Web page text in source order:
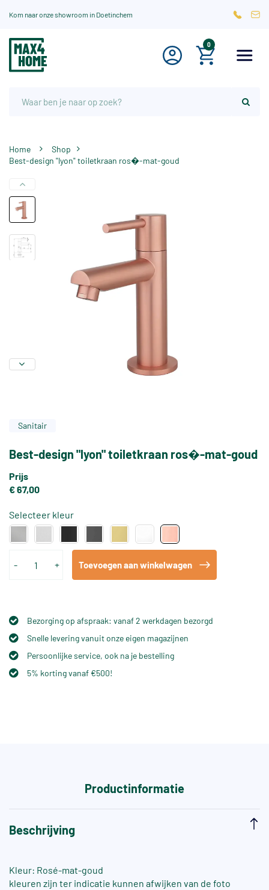
Kom naar onze showroom in Doetinchem
0
Home
Shop
Best-design "lyon" toiletkraan ros�-mat-goud
Sanitair
Best-design "lyon" toiletkraan ros�-mat-goud
Prijs
€ 67,00
Selecteer kleur
- + Toevoegen aan winkelwagen
Bezorging op afspraak: vanaf 2 werkdagen bezorgd
Snelle levering vanuit onze eigen magazijnen
Persoonlijke service, ook na je bestelling
5% korting vanaf €500!
Productinformatie
Beschrijving
Kleur: Rosé-mat-goud
kleuren zijn ter indicatie kunnen afwijken van de foto